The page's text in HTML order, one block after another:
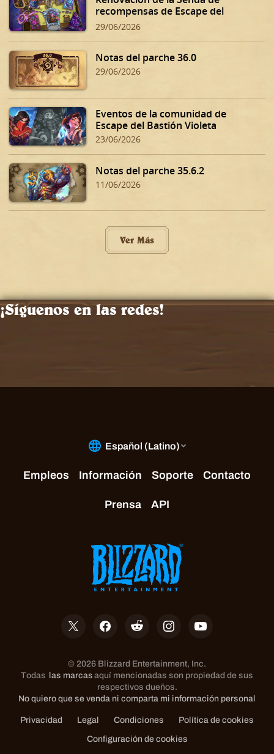
recompensas de Escape del
Bastión Violeta
29/06/2026
Notas del parche 36.0
29/06/2026
Eventos de la comunidad de
Escape del Bastión Violeta
23/06/2026
Notas del parche 35.6.2
11/06/2026
Ver Más
¡Síguenos en las redes!